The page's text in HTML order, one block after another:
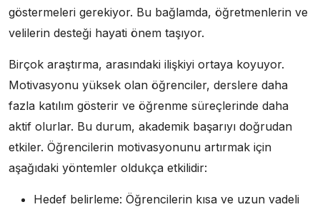
göstermeleri gerekiyor. Bu bağlamda, öğretmenlerin ve
velilerin desteği hayati önem taşıyor.
Birçok araştırma, arasındaki ilişkiyi ortaya koyuyor.
Motivasyonu yüksek olan öğrenciler, derslere daha
fazla katılım gösterir ve öğrenme süreçlerinde daha
aktif olurlar. Bu durum, akademik başarıyı doğrudan
etkiler. Öğrencilerin motivasyonunu artırmak için
aşağıdaki yöntemler oldukça etkilidir:
Hedef belirleme: Öğrencilerin kısa ve uzun vadeli